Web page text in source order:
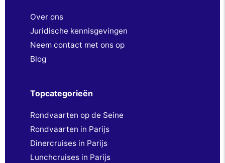
Over ons
Juridische kennisgevingen
Neem contact met ons op
Blog
Topcategorieën
Rondvaarten op de Seine
Rondvaarten in Parijs
Dinercruises in Parijs
Lunchcruises in Parijs